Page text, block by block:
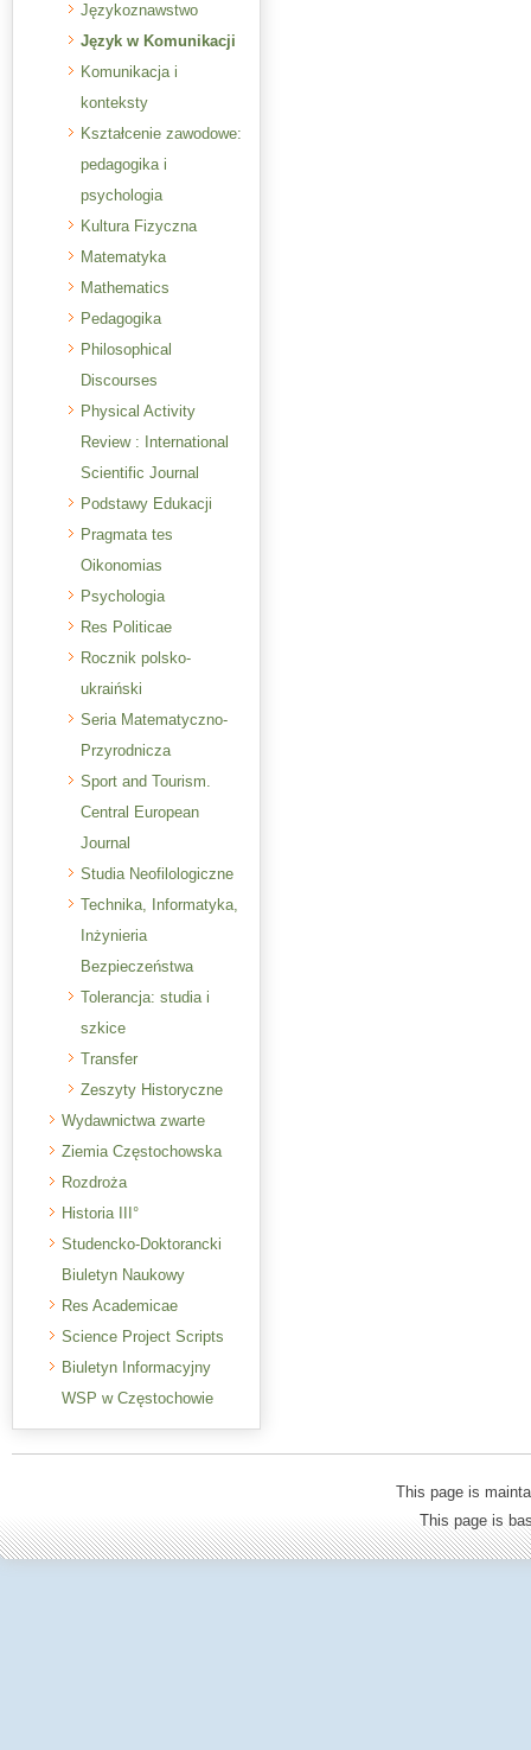
Językoznawstwo
Język w Komunikacji
Komunikacja i
konteksty
Kształcenie zawodowe:
pedagogika i
psychologia
Kultura Fizyczna
Matematyka
Mathematics
Pedagogika
Philosophical
Discourses
Physical Activity
Review : International
Scientific Journal
Podstawy Edukacji
Pragmata tes
Oikonomias
Psychologia
Res Politicae
Rocznik polsko-
ukraiński
Seria Matematyczno-
Przyrodnicza
Sport and Tourism.
Central European
Journal
Studia Neofilologiczne
Technika, Informatyka,
Inżynieria
Bezpieczeństwa
Tolerancja: studia i
szkice
Transfer
Zeszyty Historyczne
Wydawnictwa zwarte
Ziemia Częstochowska
Rozdroża
Historia III°
Studencko-Doktorancki
Biuletyn Naukowy
Res Academicae
Science Project Scripts
Biuletyn Informacyjny
WSP w Częstochowie
This page is
This page is